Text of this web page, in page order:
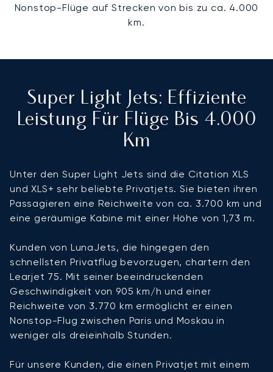
Nonstop-Flüge auf Strecken von bis zu ca. 4.000
km.
Super Light Jets: Effiziente
Leistung Für Flüge Bis 4.000
Km
Unter den Super Light Jets sind die Citation XLS
und XLS+ sehr beliebte Privatjets. Sie bieten ihren
Passagieren eine Reichweite von ca. 3.700 km und
eine geräumige Kabine mit einer Höhe von 1,73 m.
Kunden von LunaJets, die hingegen den
schnellsten Privatflug bevorzugen, chartern den
Learjet 75. Mit seiner beeindruckenden
Geschwindigkeit von 905 km/h und einer
Reichweite von 3.770 km ermöglicht er einen
Nonstop-Flug zwischen Paris und Moskau in
weniger als dreieinhalb Stunden.
Für unsere Kunden, die einen Privatjet mit einem